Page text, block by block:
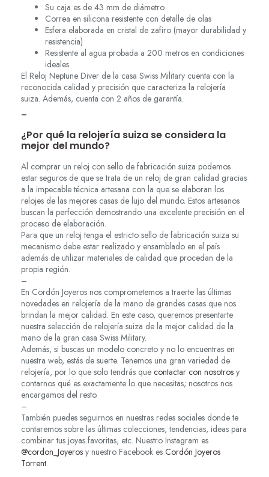
Su caja es de 43 mm de diámetro
Correa en silicona resistente con detalle de olas
Esfera elaborada en cristal de zafiro (mayor durabilidad y
resistencia)
Resistente al agua probada a 200 metros en condiciones
ideales
El Reloj Neptune Diver de la casa Swiss Military cuenta con la
reconocida calidad y precisión que caracteriza la relojería
suiza. Además, cuenta con 2 años de garantía.
–
¿Por qué la relojería suiza se considera la
mejor del mundo?
Al comprar un reloj con sello de fabricación suiza podemos
estar seguros de que se trata de un reloj de gran calidad gracias
a la impecable técnica artesana con la que se elaboran los
relojes de las mejores casas de lujo del mundo. Estos artesanos
buscan la perfección demostrando una excelente precisión en el
proceso de elaboración.
Para que un reloj tenga el estricto sello de fabricación suiza su
mecanismo debe estar realizado y ensamblado en el país
además de utilizar materiales de calidad que procedan de la
propia región.
–
En Cordón Joyeros nos comprometemos a traerte las últimas
novedades en relojería de la mano de grandes casas que nos
brindan la mejor calidad. En este caso, queremos presentarte
nuestra selección de relojería suiza de la mejor calidad de la
mano de la gran casa Swiss Military.
Además, si buscas un modelo concreto y no lo encuentras en
nuestra web, estás de suerte. Tenemos una gran variedad de
relojería, por lo que solo tendrás que contactar con nosotros y
contarnos qué es exactamente lo que necesitas; nosotros nos
encargamos del resto.
–
También puedes seguirnos en nuestras redes sociales donde te
contaremos sobre las últimas colecciones, tendencias, ideas para
combinar tus joyas favoritas, etc. Nuestro Instagram es
@cordon_Joyeros y nuestro Facebook es Cordón Joyeros
Torrent.